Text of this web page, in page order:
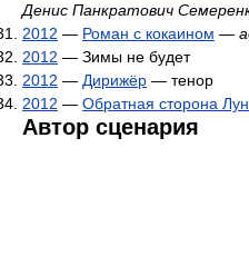
Денис Панкратович
2012 — Роман с кокаином —
2012 — Зимы не будет
2012 — Дирижёр — тенор
2012 — Обратная сторона
Автор сценария